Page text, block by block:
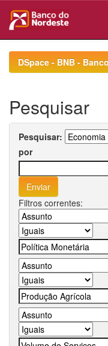
navigationDSpace - BNB -
Pesquisar
Pesquisar:
por
Filtros correntes: